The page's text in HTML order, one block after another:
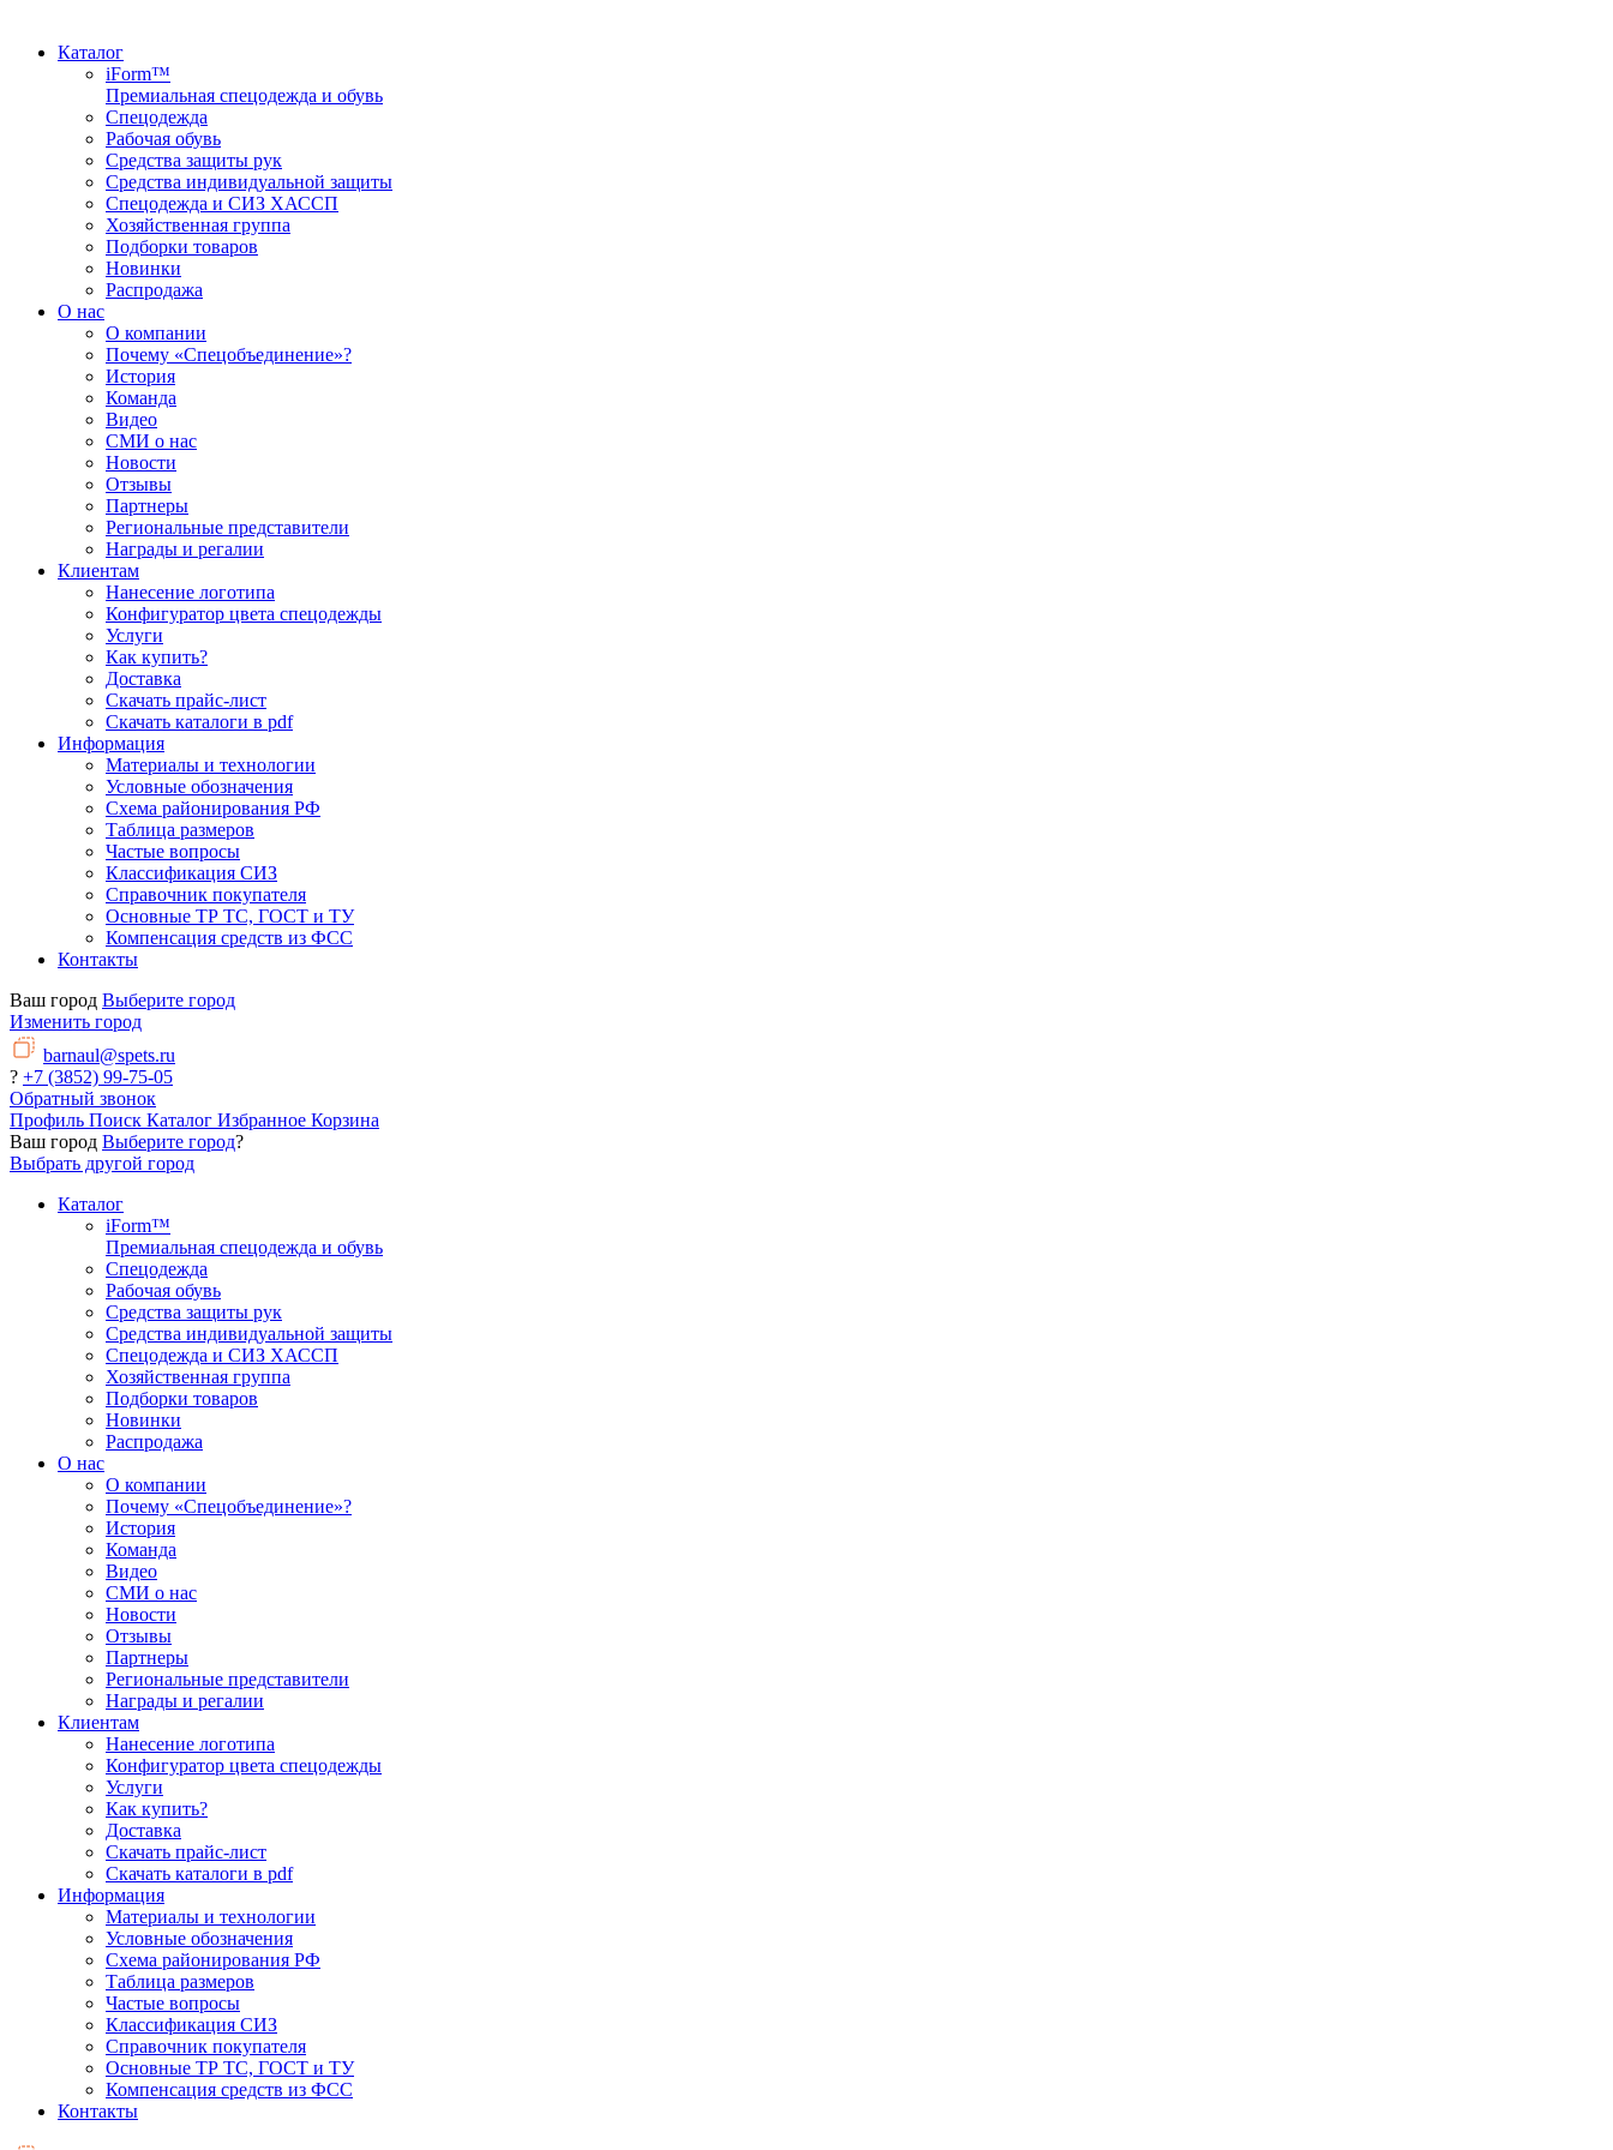
Каталог
iForm™
Премиальная спецодежда и обувь
Спецодежда
Рабочая обувь
Средства защиты рук
Средства индивидуальной защиты
Спецодежда и СИЗ ХАССП
Хозяйственная группа
Подборки товаров
Новинки
Распродажа
О нас
О компании
Почему «Спецобъединение»?
История
Команда
Видео
СМИ о нас
Новости
Отзывы
Партнеры
Региональные представители
Награды и регалии
Клиентам
Нанесение логотипа
Конфигуратор цвета спецодежды
Услуги
Как купить?
Доставка
Скачать прайс-лист
Скачать каталоги в pdf
Информация
Материалы и технологии
Условные обозначения
Схема районирования РФ
Таблица размеров
Частые вопросы
Классификация СИЗ
Справочник покупателя
Основные ТР ТС, ГОСТ и ТУ
Компенсация средств из ФСС
Контакты
Ваш город Выберите город
Изменить город
barnaul@spets.ru
? +7 (3852) 99-75-05
Обратный звонок
Профиль Поиск Каталог Избранное Корзина
Ваш город Выберите город?
Выбрать другой город
Каталог
iForm™
Премиальная спецодежда и обувь
Спецодежда
Рабочая обувь
Средства защиты рук
Средства индивидуальной защиты
Спецодежда и СИЗ ХАССП
Хозяйственная группа
Подборки товаров
Новинки
Распродажа
О нас
О компании
Почему «Спецобъединение»?
История
Команда
Видео
СМИ о нас
Новости
Отзывы
Партнеры
Региональные представители
Награды и регалии
Клиентам
Нанесение логотипа
Конфигуратор цвета спецодежды
Услуги
Как купить?
Доставка
Скачать прайс-лист
Скачать каталоги в pdf
Информация
Материалы и технологии
Условные обозначения
Схема районирования РФ
Таблица размеров
Частые вопросы
Классификация СИЗ
Справочник покупателя
Основные ТР ТС, ГОСТ и ТУ
Компенсация средств из ФСС
Контакты